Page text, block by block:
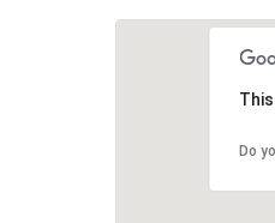
Do